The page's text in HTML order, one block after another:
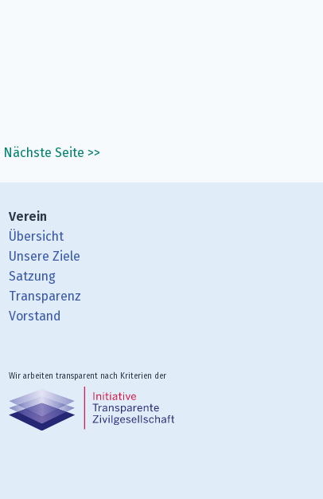
Nächste Seite >>
Verein
Übersicht
Unsere Ziele
Satzung
Transparenz
Vorstand
Wir arbeiten transparent nach Kriterien der